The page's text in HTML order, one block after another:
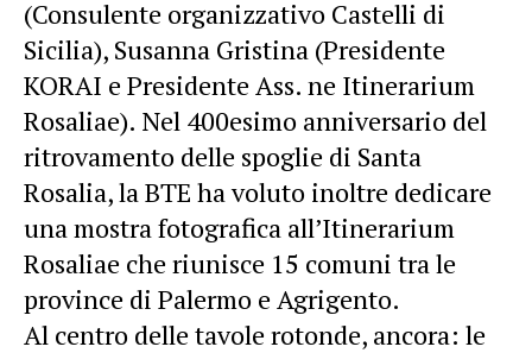
(Consulente organizzativo Castelli di
Sicilia), Susanna Gristina (Presidente
KORAI e Presidente Ass. ne Itinerarium
Rosaliae). Nel 400esimo anniversario del
ritrovamento delle spoglie di Santa
Rosalia, la BTE ha voluto inoltre dedicare
una mostra fotografica all’Itinerarium
Rosaliae che riunisce 15 comuni tra le
province di Palermo e Agrigento.
Al centro delle tavole rotonde, ancora: le